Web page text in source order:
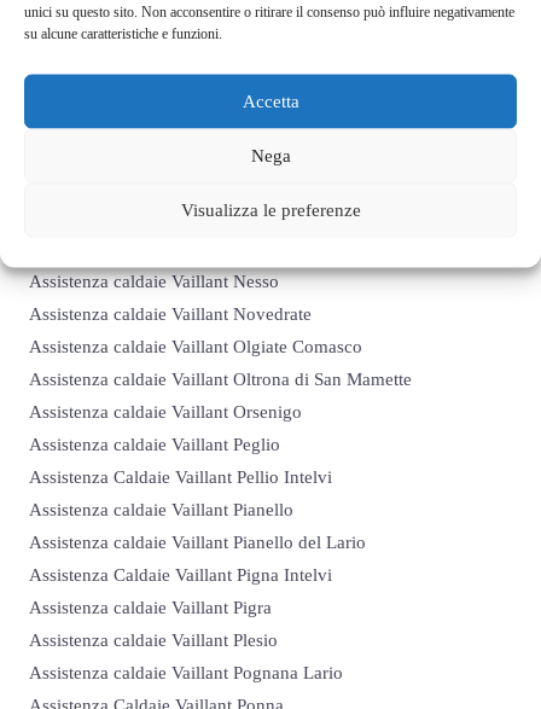
unici su questo sito. Non acconsentire o ritirare il consenso può influire negativamente
su alcune caratteristiche e funzioni.
Accetta
Nega
Visualizza le preferenze
Assistenza caldaie Vaillant Merone
Assistenza caldaie Vaillant Montemezzo
Assistenza caldaie Vaillant Mozzate
Assistenza caldaie Vaillant Nesso
Assistenza caldaie Vaillant Novedrate
Assistenza caldaie Vaillant Olgiate Comasco
Assistenza caldaie Vaillant Oltrona di San Mamette
Assistenza caldaie Vaillant Orsenigo
Assistenza caldaie Vaillant Peglio
Assistenza Caldaie Vaillant Pellio Intelvi
Assistenza caldaie Vaillant Pianello
Assistenza caldaie Vaillant Pianello del Lario
Assistenza Caldaie Vaillant Pigna Intelvi
Assistenza caldaie Vaillant Pigra
Assistenza caldaie Vaillant Plesio
Assistenza caldaie Vaillant Pognana Lario
Assistenza Caldaie Vaillant Ponna